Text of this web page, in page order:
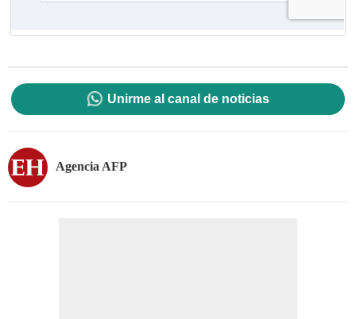
Unirme al canal de noticias
Agencia AFP